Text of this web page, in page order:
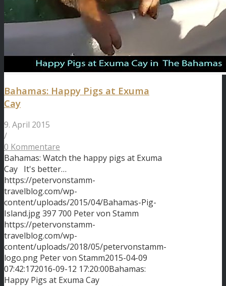
Bahamas: Happy Pigs at Exuma
Cay
9. April 2015
/
0 Kommentare
Bahamas: Watch the happy pigs at Exuma
Cay It's better…
https://petervonstamm-
travelblog.com/wp-
content/uploads/2015/04/Bahamas-Pig-
Island.jpg397 700 Peter von Stamm
https://petervonstamm-
travelblog.com/wp-
content/uploads/2018/05/petervonstamm-
logo.png Peter von Stamm2015-04-09
07:42:172016-09-12 17:20:00Bahamas:
Happy Pigs at Exuma Cay